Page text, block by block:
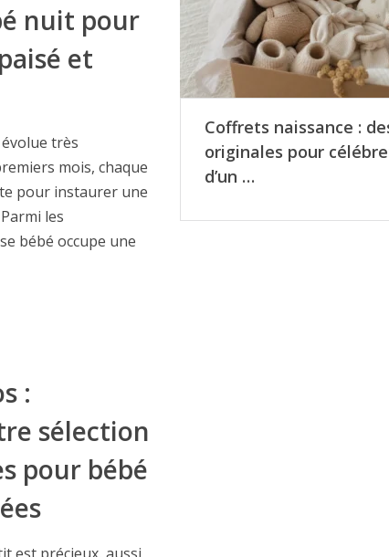
nuit pour
et
très
mois, chaque
pour instaurer une
les
bébé occupe une
:
sélection
pour bébé
Coffrets naissance :
originales pour
d’un …